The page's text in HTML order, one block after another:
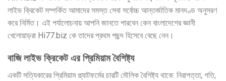
লাইভ ক্রিকেট সম্পর্কিত আমাদের সমস্ত সেবা সর্বোচ্চ আন্তর্জাতিক মানদণ্ড অনুসরণ
করে নির্মিত। এই পর্যালোচনায় আপনি জানতে পারবেন কেন বাংলাদেশের জ্ঞানী
খেলোয়াড়রা Hi77.biz কে তাদের প্রথম পছন্দ হিসেবে বেছে নেন।
বাজি লাইভ ক্রিকেট এর প্রিমিয়াম বৈশিষ্ট্য
একটি সত্যিকারের প্রিমিয়াম প্ল্যাটফর্মের চারটি মৌলিক বৈশিষ্ট্য থাকে: নিরাপত্তা, গতি,